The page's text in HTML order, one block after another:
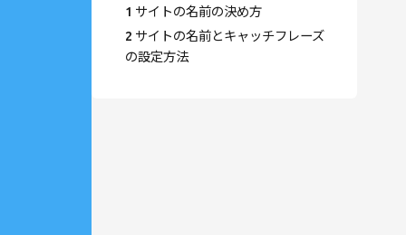
1 サイトの名前の決め方
2 サイトの名前とキャッチフレーズ
の設定方法